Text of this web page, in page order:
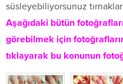
süsleyebiliyorsunuz
Aşağıdaki bütün
görebilmek için
tıklayarak bu konunun